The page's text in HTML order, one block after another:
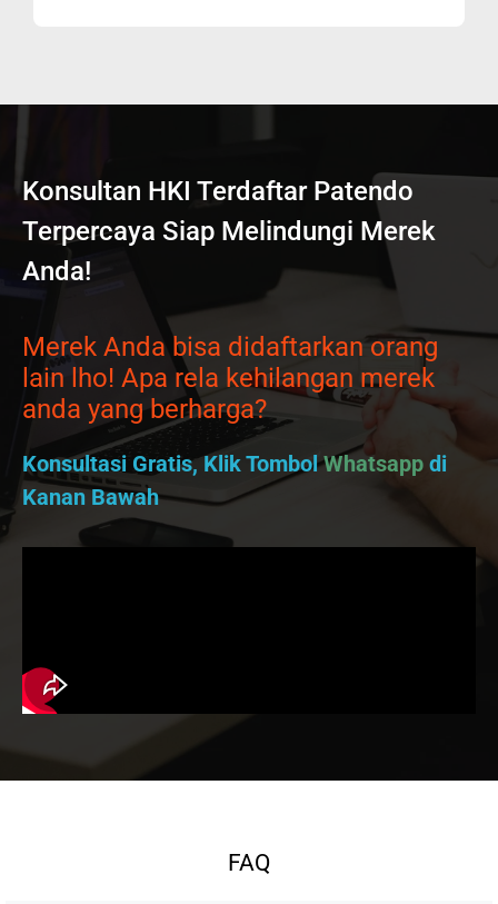
Konsultan HKI Terdaftar Patendo
Terpercaya Siap Melindungi Merek
Anda!
Merek Anda bisa didaftarkan orang
lain lho! Apa rela kehilangan merek
anda yang berharga?
Konsultasi Gratis, Klik TombolWhatsapp di
Kanan Bawah
FAQ